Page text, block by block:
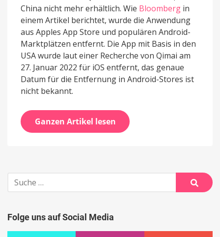
China nicht mehr erhältlich. Wie Bloomberg in
einem Artikel berichtet, wurde die Anwendung
aus Apples App Store und populären Android-
Marktplätzen entfernt. Die App mit Basis in den
USA wurde laut einer Recherche von Qimai am
27. Januar 2022 für iOS entfernt, das genaue
Datum für die Entfernung in Android-Stores ist
nicht bekannt.
Ganzen Artikel lesen
Suche
nach:
Suche
Folge uns auf Social Media